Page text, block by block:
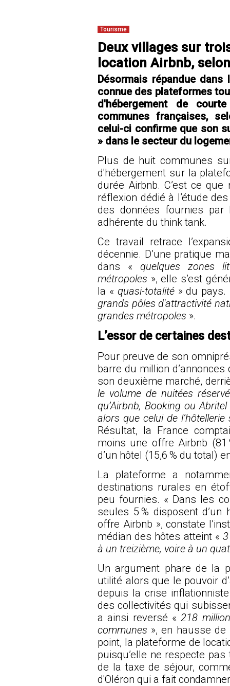
Tourisme
Deux villages sur
location Airbnb,
Désormais répandue
connue des plateformes
d'hébergement de
communes françaises,
celui-ci confirme que son
» dans le secteur du
Plus de huit communes
d'hébergement sur la
durée Airbnb. C’est ce
réflexion dédié à l’étude
des données fournies par
adhérente du think tank.
Ce travail retrace
décennie. D’une pratique
dans « quelques zones
métropoles », elle s’est
la « quasi-totalité » du
grands pôles d'attractivité
grandes métropoles ».
L’essor de certaines
Pour preuve de son
barre du million
son deuxième marché,
le volume de nuitées
qu’Airbnb, Booking ou
alors que celui de
Résultat, la France
moins une offre Airbnb (81
d’un hôtel (15,6 % du total)
La plateforme a
destinations rurales en
peu fournies. « Dans les
seules 5 % disposent
offre Airbnb », constate
médian des hôtes atteint «
à un treizième, voire à un
Un argument phare de la
utilité alors que le pouvoir
depuis la crise
des collectivités qui
a ainsi reversé «218
communes », en hausse
point, la plateforme de
puisqu’elle ne respecte
de la taxe de séjour,
d'Oléron qui a fait